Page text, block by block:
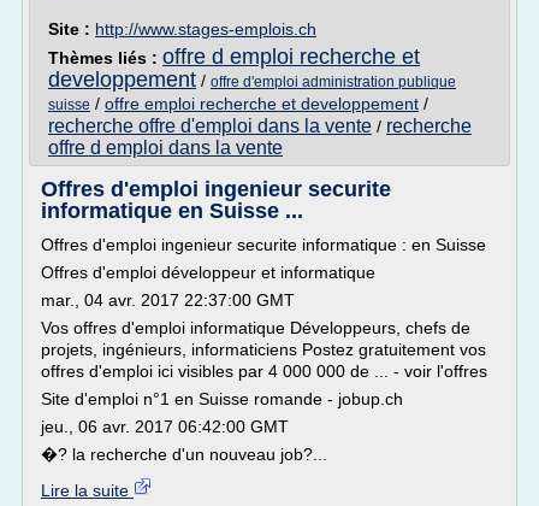
Site : http://www.stages-emplois.ch
Thèmes liés : offre d emploi recherche et
developpement / offre d'emploi administration publique
suisse / offre emploi recherche et developpement /
recherche offre d'emploi dans la vente / recherche
offre d emploi dans la vente
Offres d'emploi ingenieur securite
informatique en Suisse ...
Offres d'emploi ingenieur securite informatique : en Suisse
Offres d'emploi développeur et informatique
mar., 04 avr. 2017 22:37:00 GMT
Vos offres d'emploi informatique Développeurs, chefs de
projets, ingénieurs, informaticiens Postez gratuitement vos
offres d'emploi ici visibles par 4 000 000 de ... - voir l'offres
Site d'emploi n°1 en Suisse romande - jobup.ch
jeu., 06 avr. 2017 06:42:00 GMT
�? la recherche d'un nouveau job?...
Lire la suite